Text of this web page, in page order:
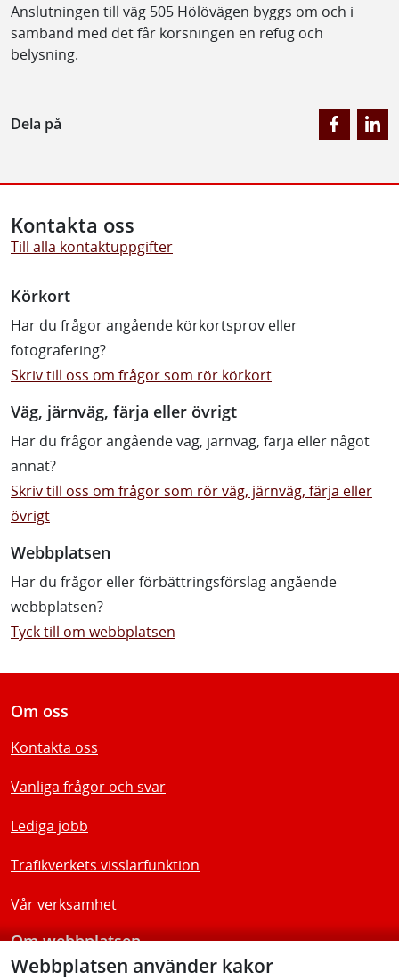
Anslutningen till väg 505 Hölövägen byggs om och i
samband med det får korsningen en refug och
belysning.
Dela på
Webbplatsen använder kakor
Kontakta oss
Till alla kontaktuppgifter
Körkort
Har du frågor angående körkortsprov eller
fotografering?
Skriv till oss om frågor som rör körkort
Väg, järnväg, färja eller övrigt
Har du frågor angående väg, järnväg, färja eller något
annat?
Skriv till oss om frågor som rör väg, järnväg, färja eller
övrigt
Webbplatsen
Har du frågor eller förbättringsförslag angående
webbplatsen?
Tyck till om webbplatsen
Om oss
Kontakta oss
Vanliga frågor och svar
Lediga jobb
Trafikverkets visslarfunktion
Vår verksamhet
Om webbplatsen